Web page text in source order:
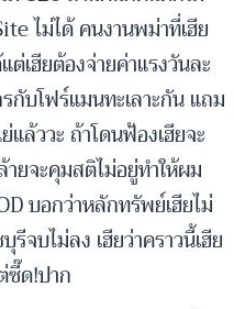
ไม่ได้ คนงานพม่าที่เฮีย
ต่เฮียต้องจ่ายค่าแรงวันละ
กับโฟร์แมนทะเลาะกัน แถม
ล้ววะ ถ้าโดนฟ้องเฮียจะ
ายจะคุมสติไม่อยู่ทำให้ผม
บอกว่าหลักทรัพย์เฮียไม่
จบไม่ลง เฮียว่าคราวนี้เฮีย
ซี๊ด!ปาก